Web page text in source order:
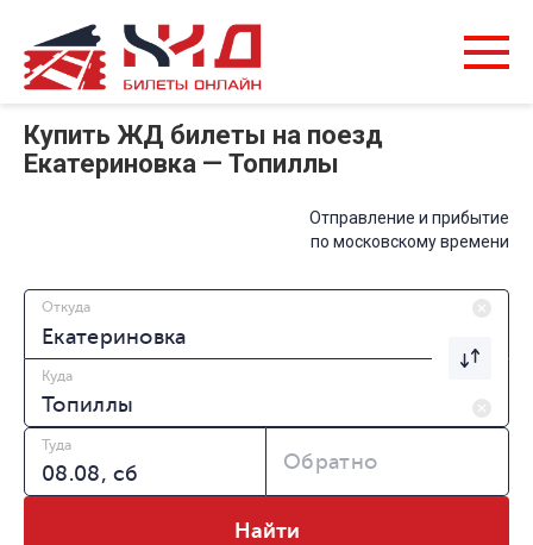
Купить ЖД билеты на поезд
Екатериновка — Топиллы
Отправление и прибытие
по московскому времени
Откуда
Куда
Туда
Обратно
Найти